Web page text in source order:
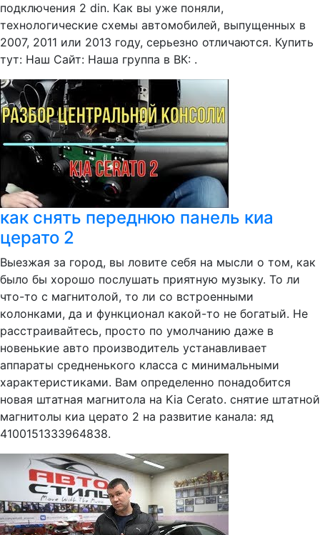
подключения 2 din. Как вы уже поняли,
технологические схемы автомобилей, выпущенных в
2007, 2011 или 2013 году, серьезно отличаются. Купить
тут: Наш Сайт: Наша группа в ВК: .
как снять переднюю панель киа
церато 2
Выезжая за город, вы ловите себя на мысли о том, как
было бы хорошо послушать приятную музыку. То ли
что-то с магнитолой, то ли со встроенными
колонками, да и функционал какой-то не богатый. Не
расстраивайтесь, просто по умолчанию даже в
новенькие авто производитель устанавливает
аппараты средненького класса с минимальными
характеристиками. Вам определенно понадобится
новая штатная магнитола на Kia Cerato. снятие штатной
магнитолы киа церато 2 на развитие канала: яд
4100151333964838.